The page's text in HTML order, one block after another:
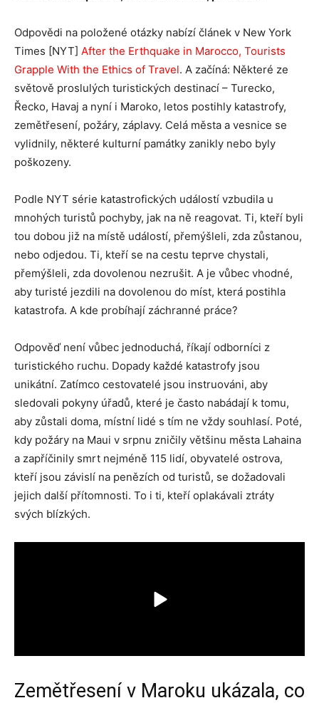
Odpovědi na položené otázky nabízí článek v New York
Times [NYT] After the Erthquake in Marocco, Tourists
Grapple With the Ethics of Travel. A začíná: Některé ze
světově proslulých turistických destinací – Turecko,
Řecko, Havaj a nyní i Maroko, letos postihly katastrofy,
zemětřesení, požáry, záplavy. Celá města a vesnice se
vylidnily, některé kulturní památky zanikly nebo byly
poškozeny.
Podle NYT série katastrofických událostí vzbudila u
mnohých turistů pochyby, jak na ně reagovat. Ti, kteří byli
tou dobou již na místě událostí, přemýšleli, zda zůstanou,
nebo odjedou. Ti, kteří se na cestu teprve chystali,
přemýšleli, zda dovolenou nezrušit. A je vůbec vhodné,
aby turisté jezdili na dovolenou do míst, která postihla
katastrofa. A kde probíhají záchranné práce?
Odpověď není vůbec jednoduchá, říkají odborníci z
turistického ruchu. Dopady každé katastrofy jsou
unikátní. Zatímco cestovatelé jsou instruováni, aby
sledovali pokyny úřadů, které je často nabádají k tomu,
aby zůstali doma, místní lidé s tím ne vždy souhlasí. Poté,
kdy požáry na Maui v srpnu zničily většinu města Lahaina
a zapříčinily smrt nejméně 115 lidí, obyvatelé ostrova,
kteří jsou závislí na penězích od turistů, se dožadovali
jejich další přítomnosti. To i ti, kteří oplakávali ztráty
svých blízkých.
Zemětřesení v Maroku ukázala, co